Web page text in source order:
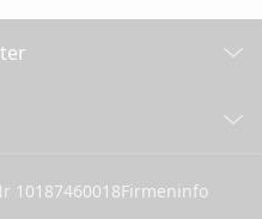
10187460018Firmeninfo